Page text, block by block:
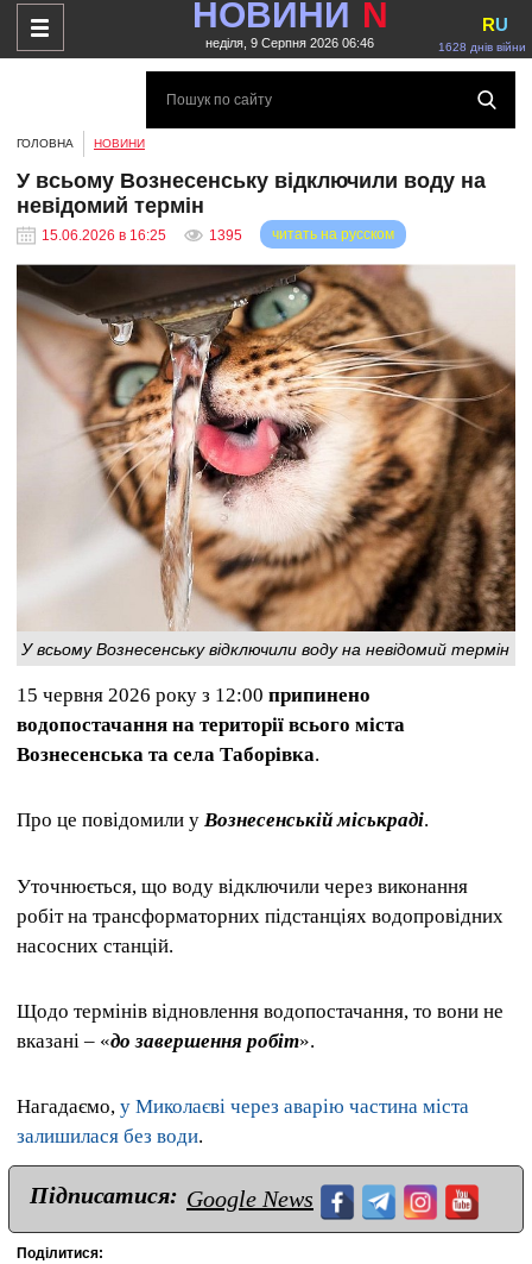
НОВИНИ N
неділя, 9 Серпня 2026 06:46 1628 днів війни
RU
ГОЛОВНА НОВИНИ
У всьому Вознесенську відключили воду на
невідомий термін
15.06.2026 в 16:25 1395 читать на русском
У всьому Вознесенську відключили воду на невідомий термін
15 червня 2026 року з 12:00 припинено
водопостачання на території всього міста
Вознесенська та села Таборівка.
Про це повідомили у Вознесенській міськраді.
Уточнюється, що воду відключили через виконання
робіт на трансформаторних підстанціях водопровідних
насосних станцій.
Щодо термінів відновлення водопостачання, то вони не
вказані – «до завершення робіт».
Нагадаємо, у Миколаєві через аварію частина міста
залишилася без води.
Підписатися: Google News
Поділитися: